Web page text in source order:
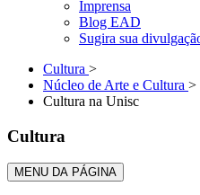
Imprensa
Blog EAD
Sugira sua
Cultura >
Núcleo de Arte e Cultura >
Cultura na Unisc
Cultura
MENU DA PÁGINA